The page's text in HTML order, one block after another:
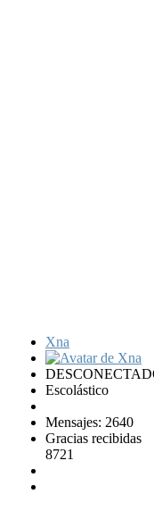
Xna
Escolástico
Mensajes: 2640
Gracias recibidas
8721